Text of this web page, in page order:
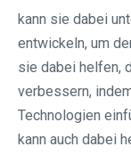
kann sie dabei
entwickeln, um
sie dabei helfen,
verbessern,
Technologien
kann auch dabei